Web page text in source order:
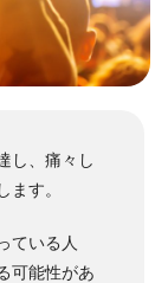
し、痛々し
ます。
ている人
可能性があ